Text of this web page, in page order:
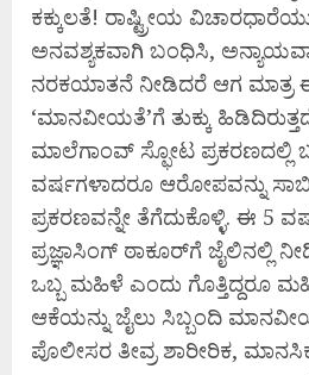
ಕಕ್ಕುಲತೆ! ರಾಷ್ಟ್ರೀಯ
ಅನವಶ್ಯಕವಾಗಿ ಬಂಧಿಸಿ,
ನರಕಯಾತನೆ ನೀಡಿದರೆ ಆಗ
‘ಮಾನವೀಯತೆ’ಗೆ ತುಕ್ಕು
ಮಾಲೆಗಾಂವ್ ಸ್ಫೋಟ ಪ್ರಕರಣದಲ್ಲಿ
ವರ್ಷಗಳಾದರೂ ಆರೋಪವನ್ನು
ಪ್ರಕರಣವನ್ನೇ ತೆಗೆದುಕೊಳ್ಳಿ. ಈ 5
ಪ್ರಜ್ಞಾಸಿಂಗ್ ಠಾಕೂರ್‌ಗೆ ಜೈಲಿನಲ್ಲಿ
ಒಬ್ಬ ಮಹಿಳೆ ಎಂದು ಗೊತ್ತಿದ್ದರೂ
ಆಕೆಯನ್ನು ಜೈಲು ಸಿಬ್ಬಂದಿ
ಪೊಲೀಸರ ತೀವ್ರ ಶಾರೀರಿಕ,